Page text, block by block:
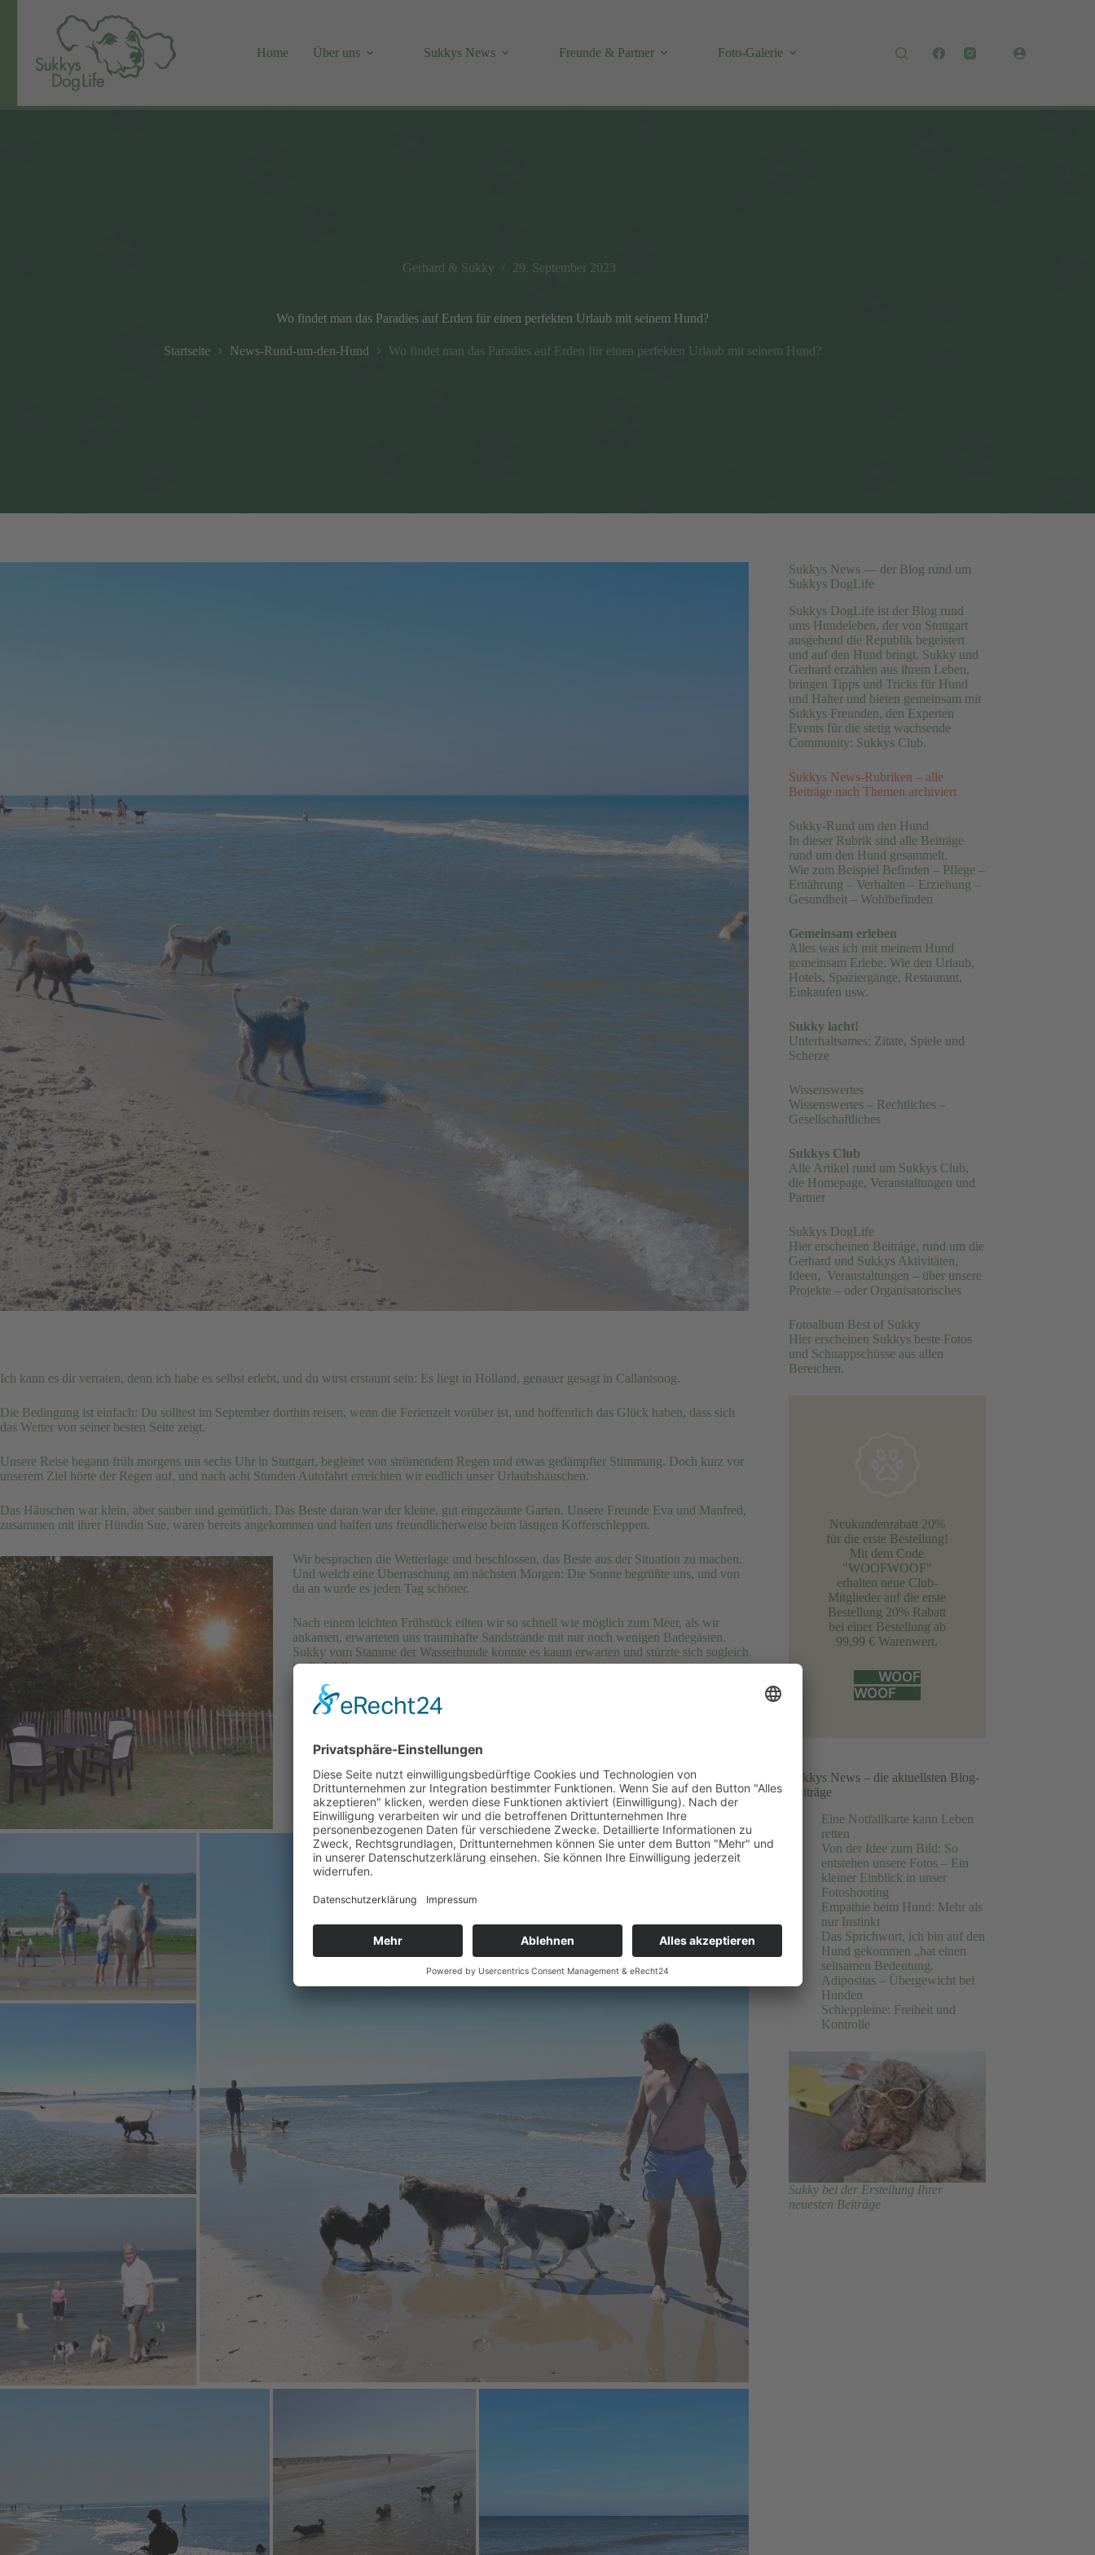
Home
Über uns Sukkys News Freunde & Partner Foto-Galerie
Gerhard & Sukky 29. September 2023
Wo findet man das Paradies auf Erden für einen perfekten Urlaub mit seinem Hund?
Startseite News-Rund-um-den-Hund Wo findet man das Paradies auf Erden für einen perfekten Urlaub mit seinem Hund?
Ich kann es dir verraten, denn ich habe es selbst erlebt, und du wirst erstaunt sein: Es liegt in Holland, genauer gesagt in Callantsoog.
Die Bedingung ist einfach: Du solltest im September dorthin reisen, wenn die Ferienzeit vorüber ist, und hoffentlich das Glück haben, dass sich
das Wetter von seiner besten Seite zeigt.
Unsere Reise begann früh morgens um sechs Uhr in Stuttgart, begleitet von strömendem Regen und etwas gedämpfter Stimmung. Doch kurz vor
unserem Ziel hörte der Regen auf, und nach acht Stunden Autofahrt erreichten wir endlich unser Urlaubshäuschen.
Das Häuschen war klein, aber sauber und gemütlich. Das Beste daran war der kleine, gut eingezäunte Garten. Unsere Freunde Eva und Manfred,
zusammen mit ihrer Hündin Sue, waren bereits angekommen und halfen uns freundlicherweise beim lästigen Kofferschleppen.
Wir besprachen die Wetterlage und beschlossen, das Beste aus der Situation zu machen.
Und welch eine Überraschung am nächsten Morgen: Die Sonne begrüßte uns, und von
da an wurde es jeden Tag schöner.
Nach einem leichten Frühstück eilten wir so schnell wie möglich zum Meer, als wir
ankamen, erwarteten uns traumhafte Sandstrände mit nur noch wenigen Badegästen.
Sukky vom Stamme der Wasserhunde konnte es kaum erwarten und stürzte sich sogleich
in die Wellen.
Es schien, als hätte fast jeder zweite Strandbesucher einen oder mehrere Hunde dabei,
und die meisten von ihnen durften frei herumlaufen und dies in einer vollkommen
Sukkys News — der Blog rund um
Sukkys DogLife
Sukkys DogLife ist der Blog rund
ums Hundeleben, der von Stuttgart
ausgehend die Republik begeistert
und auf den Hund bringt. Sukky und
Gerhard erzählen aus ihrem Leben,
bringen Tipps und Tricks für Hund
und Halter und bieten gemeinsam mit
Sukkys Freunden, den Experten
Events für die stetig wachsende
Community: Sukkys Club.
Sukkys News-Rubriken – alle
Beiträge nach Themen archiviert
Sukky-Rund um den Hund
In dieser Rubrik sind alle Beiträge
rund um den Hund gesammelt.
Wie zum Beispiel Befinden – Pflege –
Ernährung – Verhalten – Erziehung –
Gesundheit – Wohlbefinden
Gemeinsam erleben
Alles was ich mit meinem Hund
gemeinsam Erlebe. Wie den Urlaub,
Hotels, Spaziergänge, Restaurant,
Einkaufen usw.
Sukky lacht!
Unterhaltsames: Zitate, Spiele und
Scherze
Wissenswertes
Wissenswertes – Rechtliches –
Gesellschaftliches
Sukkys Club
Alle Artikel rund um Sukkys Club,
die Homepage, Veranstaltungen und
Partner
Sukkys DogLife
Hier erscheinen Beiträge, rund um die
Gerhard und Sukkys Aktivitäten,
Ideen, Veranstaltungen – über unsere
Projekte – oder Organisatorisches
Fotoalbum Best of Sukky
Hier erscheinen Sukkys beste Fotos
und Schnappschüsse aus allen
Bereichen.
Neukundenrabatt 20%
für die erste Bestellung!
Mit dem Code
"WOOFWOOF"
erhalten neue Club-
Mitglieder auf die erste
Bestellung 20% Rabatt
bei einer Bestellung ab
99,99 € Warenwert.
WOOF
WOOF
Sukkys News – die aktuellsten Blog-
Beiträge
Eine Notfallkarte kann Leben
retten
Von der Idee zum Bild: So
entstehen unsere Fotos – Ein
kleiner Einblick in unser
Fotoshooting
Empathie beim Hund: Mehr als
nur Instinkt
Das Sprichwort, ich bin auf den
Hund gekommen „hat einen
seltsamen Bedeutung.
Adipositas – Übergewicht bei
Hunden
Schleppleine: Freiheit und
Kontrolle
Sukky bei der Erstellung Ihrer
neuesten Beiträge